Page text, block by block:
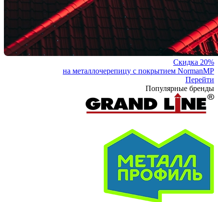
Скидка 20%
на металлочерепицу с покрытием NormanMP
Перейти
Популярные бренды